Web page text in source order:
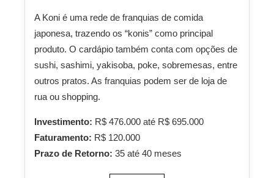
A Koni é uma rede de franquias de comida
japonesa, trazendo os “konis” como principal
produto. O cardápio também conta com opções de
sushi, sashimi, yakisoba, poke, sobremesas, entre
outros pratos. As franquias podem ser de loja de
rua ou shopping.
Investimento: R$ 476.000 até R$ 695.000
Faturamento: R$ 120.000
Prazo de Retorno: 35 até 40 meses